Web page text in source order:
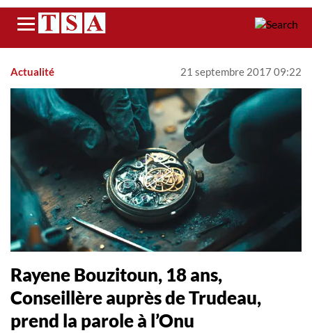
Menu
Actualité 21 septembre 2017 09:22
Rayene Bouzitoun, 18 ans,
Conseillère auprès de Trudeau,
prend la parole à l’Onu